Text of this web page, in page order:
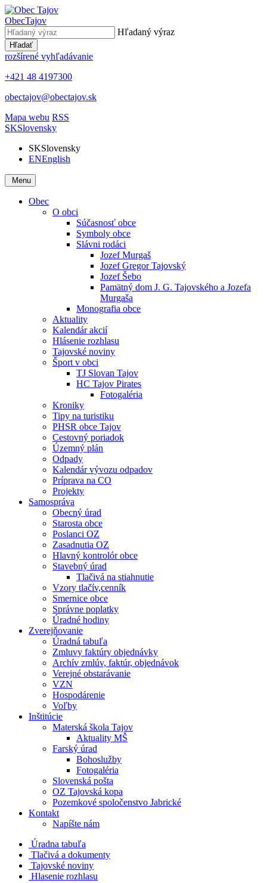
ObecTajov
Hľadaný výraz
Hľadať
rozšírené vyhľadávanie
+421 48 4197300
obectajov@obectajov.sk
Mapa webu RSS
SKSlovensky
SKSlovensky
ENEnglish
Menu
Obec
O obci
Súčasnosť obce
Symboly obce
Slávni rodáci
Jozef Murgaš
Jozef Gregor Tajovský
Jozef Šebo
Pamätný dom J. G. Tajovského a Jozefa
Murgaša
Monografia obce
Aktuality
Kalendár akcií
Hlásenie rozhlasu
Tajovské noviny
Šport v obci
TJ Slovan Tajov
HC Tajov Pirates
Fotogaléria
Kroniky
Tipy na turistiku
PHSR obce Tajov
Cestovný poriadok
Územný plán
Odpady
Kalendár vývozu odpadov
Príprava na CO
Projekty
Samospráva
Obecný úrad
Starosta obce
Poslanci OZ
Zasadnutia OZ
Hlavný kontrolór obce
Stavebný úrad
Tlačivá na stiahnutie
Vzory tlačív,cenník
Smernice obce
Správne poplatky
Úradné hodiny
Zverejňovanie
Úradná tabuľa
Zmluvy faktúry objednávky
Archív zmlúv, faktúr, objednávok
Verejné obstarávanie
VZN
Hospodárenie
Voľby
Inštitúcie
Materská škola Tajov
Aktuality MŠ
Farský úrad
Bohoslužby
Fotogaléria
Slovenská pošta
OZ Tajovská kopa
Pozemkové spoločenstvo Jabrické
Kontakt
Napíšte nám
Úradna tabuľa
Tlačivá a dokumenty
Tajovské noviny
Hlasenie rozhlasu